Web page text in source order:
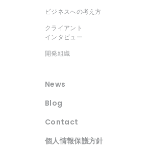
ビジネスへの考え方
クライアント
インタビュー
開発組織
News
Blog
Contact
個人情報保護方針